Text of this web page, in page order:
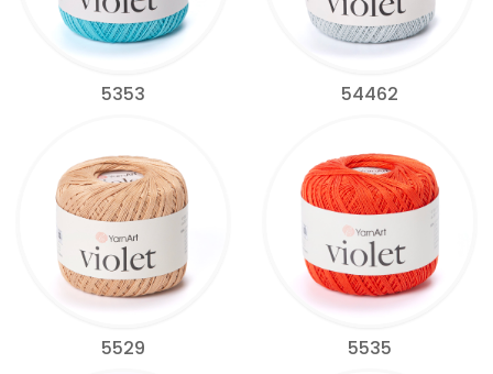
5353 54462
5529 5535